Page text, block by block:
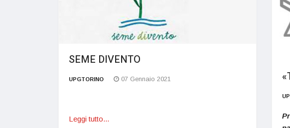
SEME DIVENTO
UPGTORINO 07 Gennaio 2021
Leggi tutto...